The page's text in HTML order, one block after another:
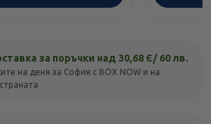
за поръчки над 30,68 Є/ 60 лв.
на деня за София с BOX NOW и на